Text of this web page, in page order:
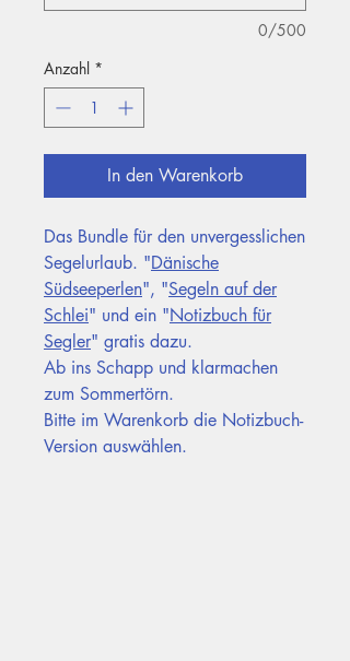
0/500
Anzahl *
In den Warenkorb
Das Bundle für den unvergesslichen
Segelurlaub. "Dänische
Südseeperlen", "Segeln auf der
Schlei" und ein "Notizbuch für
Segler" gratis dazu.
Ab ins Schapp und klarmachen
zum Sommertörn.
Bitte im Warenkorb die Notizbuch-
Version auswählen.